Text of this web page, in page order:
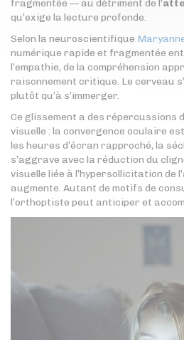
fragmentée — au détriment de l’
qu’exige la lecture profonde.
Selon la neuroscientifique
numérique rapide et fragmentée
l’empathie, de la compréhension
raisonnement critique. Le cerveau
plutôt qu’à s’immerger.
Ce glissement a des répercussions
visuelle : la convergence oculaire
les heures d’écran rapproché, la
s’aggrave avec la réduction du
visuelle liée à l’hypersollicitation de
augmente. Autant de motifs de
l’orthoptiste peut anticiper et